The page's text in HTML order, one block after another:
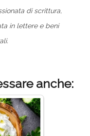
di scrittura,
in lettere e beni
anche: